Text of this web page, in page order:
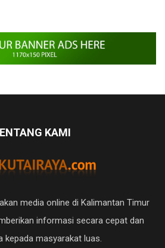
KAMI
media online di Kalimantan Timur
informasi secara cepat dan
kepada masyarakat luas.